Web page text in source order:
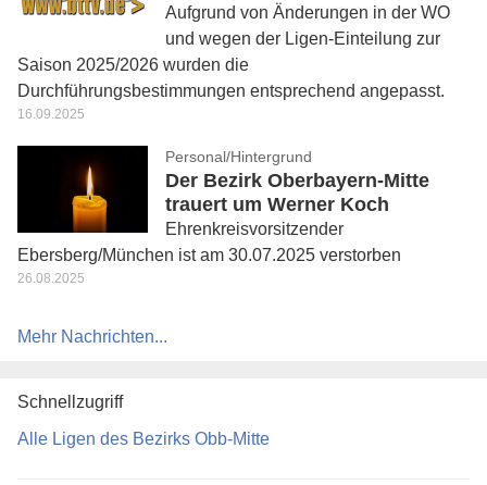
Aufgrund von Änderungen in der WO
und wegen der Ligen-Einteilung zur
Saison 2025/2026 wurden die
Durchführungsbestimmungen entsprechend angepasst.
16.09.2025
Personal/Hintergrund
Der Bezirk Oberbayern-Mitte
trauert um Werner Koch
Ehrenkreisvorsitzender
Ebersberg/München ist am 30.07.2025 verstorben
26.08.2025
Mehr Nachrichten...
Schnellzugriff
Alle Ligen des Bezirks Obb-Mitte